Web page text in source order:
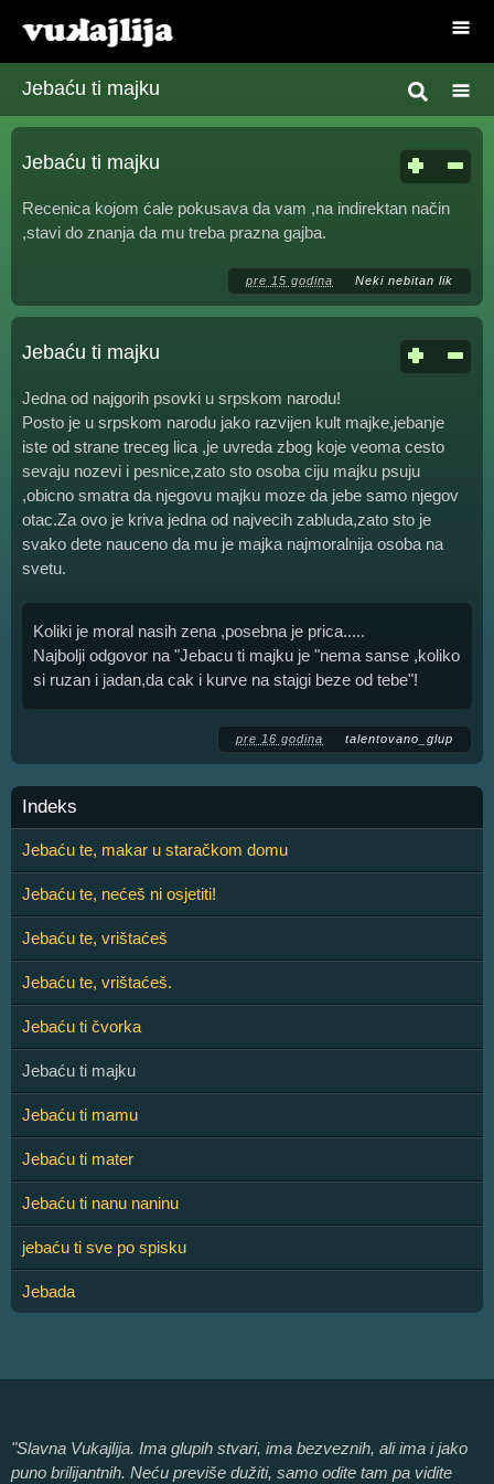
Jebaću ti majku
Jebaću ti majku
Recenica kojom ćale pokusava da vam ,na indirektan način
,stavi do znanja da mu treba prazna gajba.
pre 15 godina Neki nebitan lik
Jebaću ti majku
Jedna od najgorih psovki u srpskom narodu!
Posto je u srpskom narodu jako razvijen kult majke,jebanje
iste od strane treceg lica ,je uvreda zbog koje veoma cesto
sevaju nozevi i pesnice,zato sto osoba ciju majku psuju
,obicno smatra da njegovu majku moze da jebe samo njegov
otac.Za ovo je kriva jedna od najvecih zabluda,zato sto je
svako dete nauceno da mu je majka najmoralnija osoba na
svetu.
Koliki je moral nasih zena ,posebna je prica.....
Najbolji odgovor na "Jebacu ti majku je "nema sanse ,koliko
si ruzan i jadan,da cak i kurve na stajgi beze od tebe"!
pre 16 godina talentovano_glup
Indeks
Jebaću te, makar u staračkom domu
Jebaću te, nećeš ni osjetiti!
Jebaću te, vrištaćeš
Jebaću te, vrištaćeš.
Jebaću ti čvorka
Jebaću ti majku
Jebaću ti mamu
Jebaću ti mater
Jebaću ti nanu naninu
jebaću ti sve po spisku
Jebada
"Slavna Vukajlija. Ima glupih stvari, ima bezveznih, ali ima i jako
puno brilijantnih. Neću previše dužiti, samo odite tam pa vidite